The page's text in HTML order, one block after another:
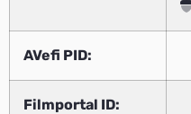
AVefi PID:
Filmportal ID: